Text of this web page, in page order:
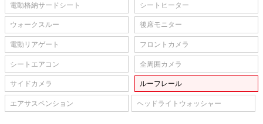
電動格納サードシート シートヒーター
ウォークスルー 後席モニター
電動リアゲート フロントカメラ
シートエアコン 全周囲カメラ
サイドカメラ ルーフレール
エアサスペンション ヘッドライトウォッシャー